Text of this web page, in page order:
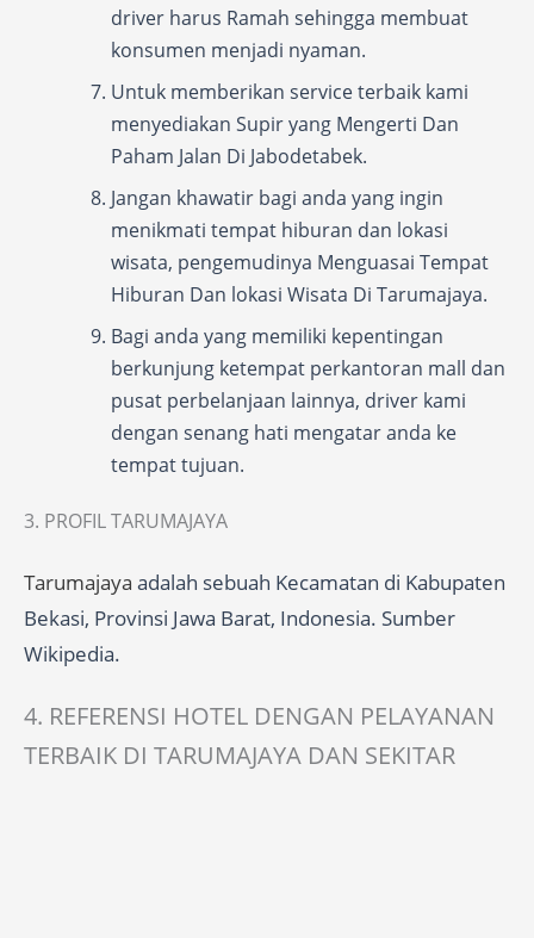
driver harus Ramah sehingga membuat
konsumen menjadi nyaman.
Untuk memberikan service terbaik kami
menyediakan Supir yang Mengerti Dan
Paham Jalan Di Jabodetabek.
Jangan khawatir bagi anda yang ingin
menikmati tempat hiburan dan lokasi
wisata, pengemudinya Menguasai Tempat
Hiburan Dan lokasi Wisata Di Tarumajaya.
Bagi anda yang memiliki kepentingan
berkunjung ketempat perkantoran mall dan
pusat perbelanjaan lainnya, driver kami
dengan senang hati mengatar anda ke
tempat tujuan.
3. PROFIL TARUMAJAYA
Tarumajaya adalah sebuah Kecamatan di Kabupaten
Bekasi, Provinsi Jawa Barat, Indonesia. Sumber
Wikipedia.
4. REFERENSI HOTEL DENGAN PELAYANAN
TERBAIK DI TARUMAJAYA DAN SEKITAR